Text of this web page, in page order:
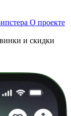
О проекте
и скидки